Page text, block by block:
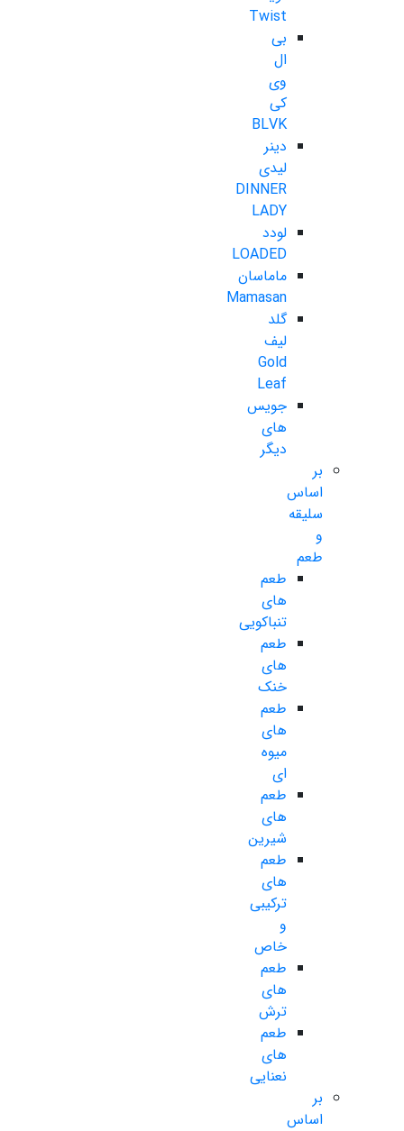
Twist
بی
ال
وی
کی
BLVK
دینر
لیدی
DINNER
LADY
لودد
LOADED
ماماسان
Mamasan
گلد
لیف
Gold
Leaf
جویس
های
دیگر
بر
اساس
سلیقه
و
طعم
طعم
های
تنباکویی
طعم
های
خنک
طعم
های
میوه
ای
طعم
های
شیرین
طعم
های
ترکیبی
و
خاص
طعم
های
ترش
طعم
های
نعنایی
بر
اساس